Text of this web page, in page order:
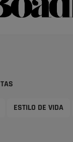
ESTILO DE VIDA